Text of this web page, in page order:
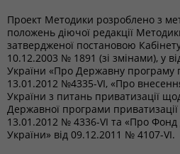
Проект Методики розроблено з
положень діючої редакції
затвердженої постановою
10.12.2003 № 1891 (зі змінами), у
України «Про Державну програму
13.01.2012 №4335-VI, «Про
України з питань приватизації
Державної програми
13.01.2012 № 4336-VI та «Про
України» від 09.12.2011 № 4107-VI.